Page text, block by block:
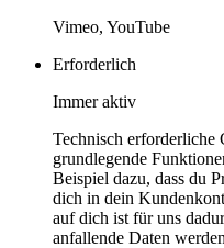
Vimeo, YouTube
Erforderlich
Immer aktiv
Technisch erforderliche
grundlegende
Beispiel dazu, dass du
dich in dein
auf dich ist für uns
anfallende Daten